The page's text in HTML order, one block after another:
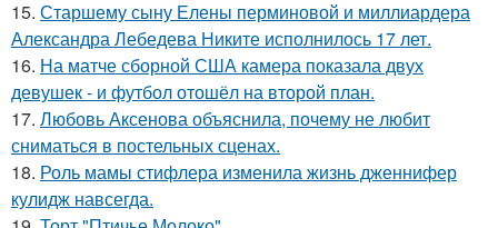
15. Старшему сыну Елены перминовой и миллиардера
Александра Лебедева Никите исполнилось 17 лет.
16. На матче сборной США камера показала двух
девушек - и футбол отошёл на второй план.
17. Любовь Аксенова объяснила, почему не любит
сниматься в постельных сценах.
18. Роль мамы стифлера изменила жизнь дженнифер
кулидж навсегда.